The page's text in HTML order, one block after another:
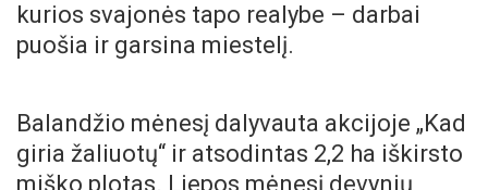
kurios svajonės tapo realybe – darbai
puošia ir garsina miestelį.
Balandžio mėnesį dalyvauta akcijoje „Kad
giria žaliuotų“ ir atsodintas 2,2 ha iškirsto
miško plotas. Liepos mėnesį devynių